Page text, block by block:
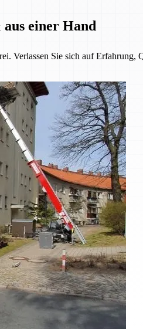
einer Hand
Verlassen Sie sich auf Erfahrung,